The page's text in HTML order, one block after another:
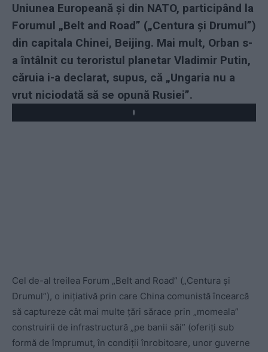
Uniunea Europeană și din NATO, participând la
Forumul „Belt and Road” („Centura și Drumul”)
din capitala Chinei, Beijing. Mai mult, Orban s-
a întâlnit cu teroristul planetar Vladimir Putin,
căruia i-a declarat, supus, că „Ungaria nu a
vrut niciodată să se opună Rusiei”.
Play
Cel de-al treilea Forum „Belt and Road” („Centura și
Drumul”), o inițiativă prin care China comunistă încearcă
să captureze cât mai multe țări sărace prin „momeala”
construirii de infrastructură „pe banii săi” (oferiți sub
formă de împrumut, în condiții înrobitoare, unor guverne